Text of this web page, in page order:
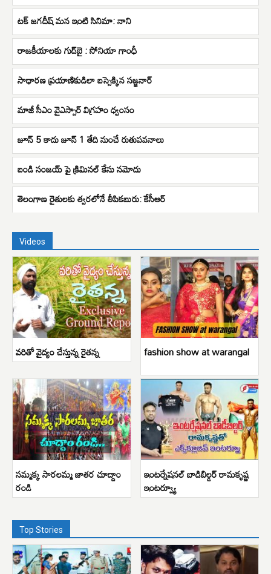
టక్ జగదీష్ మన ఇంటి సినిమా: నాని
రాజకీయాలకు గుడ్‌బై : సోనియా గాంధీ
సాధారణ ప్రయాణికుడిలా బస్సెక్కిన సజ్జనార్
మాజీ సీఎం వైఎస్సార్ విగ్రహం ధ్వంసం
జూన్ 5 కాదు జూన్ 1 తేది నుంచే రుతుపవనాలు
బండి సంజయ్ పై క్రిమినల్ కేసు నమోదు
తెలంగాణ రైతులకు త్వరలోనే తీపికబురు: కేసీఆర్‌
Videos
వరితో వైద్యం చేస్తున్న రైతన్న fashion show at warangal
సమ్మక్క సారలమ్మ జాతర చూద్దాం
రండి
ఇంటర్నేషనల్ బాడిబిల్డర్ రామకృష్ణ
ఇంటర్వ్యూ
Top Stories